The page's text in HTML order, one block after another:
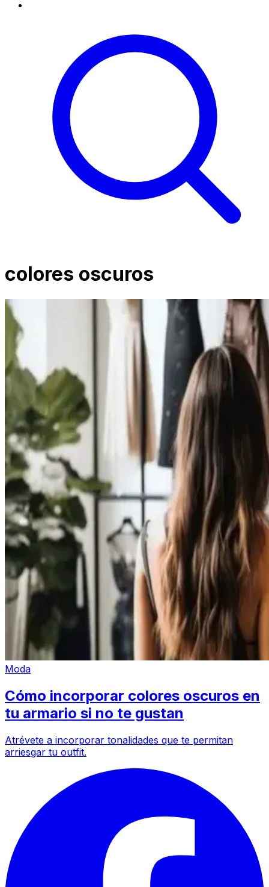
colores oscuros
Moda
Cómo incorporar colores oscuros en
tu armario si no te gustan
Atrévete a incorporar tonalidades que te permitan
arriesgar tu outfit.